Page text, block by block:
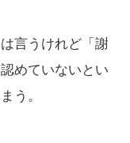
言うけれど「謝
めていないとい
う。